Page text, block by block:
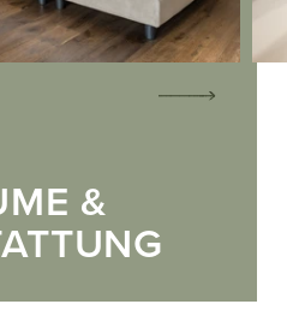
&